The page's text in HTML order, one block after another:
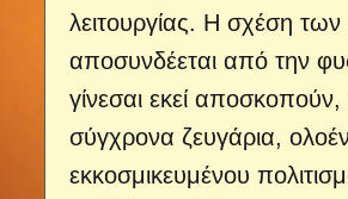
λειτουργίας. Η σχέση
αποσυνδέεται από την
γίνεσαι εκεί
σύγχρονα ζευγάρια,
εκκοσμικευμένου